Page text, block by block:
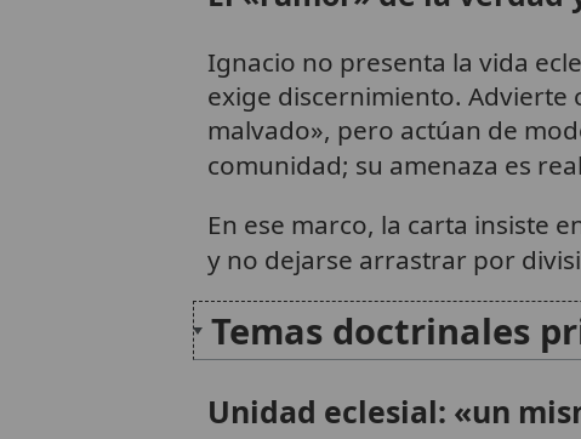
Ignacio no presenta la vida
exige discernimiento.
malvado», pero actúan de
comunidad; su amenaza es
En ese marco, la carta insiste
y no dejarse arrastrar por
Temas doctrinales
Unidad eclesial: «un